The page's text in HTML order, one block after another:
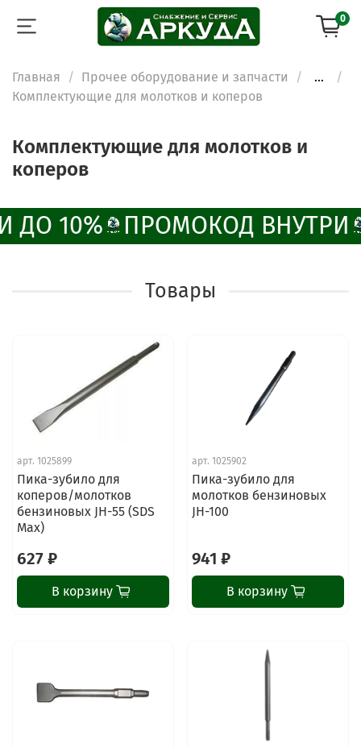
0
Главная Прочее оборудование и запчасти
...
Комплектующие для молотков и коперов
Комплектующие для молотков и
коперов
ДО 10% ПРОМОКОД ВНУТРИ
Товары
арт. 1025899
Пика-зубило для
коперов/молотков
бензиновых JH-55 (SDS
Max)
627 ₽
В корзину
арт. 1025902
Пика-зубило для
молотков бензиновых
JH-100
941 ₽
В корзину